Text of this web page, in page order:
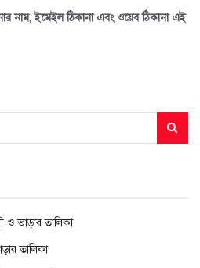
নাম, ইমেইল ঠিকানা এবং ওয়েব ঠিকানা এই
ও ভাড়ার তালিকা
তালিকা